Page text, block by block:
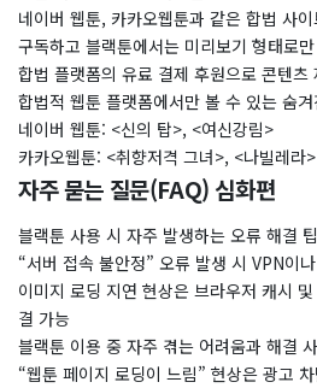
네이버 웹툰, 카카오웹툰과 같은 합법 사
구독하고 블랙툰에서는 미리보기 형태로
합법 플랫폼의 유료 결제 후원으로 콘텐츠
합법적 웹툰 플랫폼에서만 볼 수 있는 숨
네이버 웹툰: <신의 탑>, <여신강림>
카카오웹툰: <취향저격 그녀>, <나빌레라>
자주 묻는 질문(FAQ) 심화편
블랙툰 사용 시 자주 발생하는 오류 해결 팁
“서버 접속 불안정” 오류 발생 시 VPN이
이미지 로딩 지연 현상은 브라우저 캐시
결 가능
블랙툰 이용 중 자주 겪는 어려움과 해결
“웹툰 페이지 로딩이 느림” 현상은 광고